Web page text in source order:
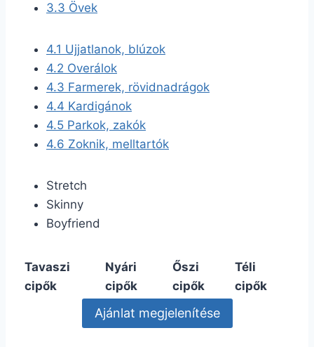
3.3 Övek
4.1 Ujjatlanok, blúzok
4.2 Overálok
4.3 Farmerek, rövidnadrágok
4.4 Kardigánok
4.5 Parkok, zakók
4.6 Zoknik, melltartók
Stretch
Skinny
Boyfriend
Tavaszi
cipők
Nyári
cipők
Őszi
cipők
Téli
cipők